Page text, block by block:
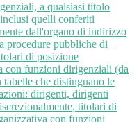
a qualsiasi titolo
quelli conferiti
dall'organo di indirizzo
procedure pubbliche di
di posizione
con funzioni dirigenziali (da
tabelle che distinguano le
dirigenti, dirigenti
titolari di
con funzioni